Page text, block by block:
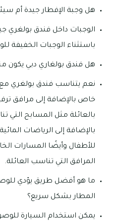
هل وجبة الإفطار جيدة أم
الوجبات داخل فندق بولغري
باستثناء الوجبات الخفيفة
هل فندق بولغاري دبي يكون
نعم يتناسب فندق بولغري
خاص بالإضافة إلى مرافق
بالعائلة مثل المسابح التي
بالإضافة إلى الرياضات
للأطفال وأيضًا المسارات
المرافق التي تناسب العائلة.
ما هو أفضل طريق يؤدي
المطار بشكل سريع؟
يمكن استخدام السيارة